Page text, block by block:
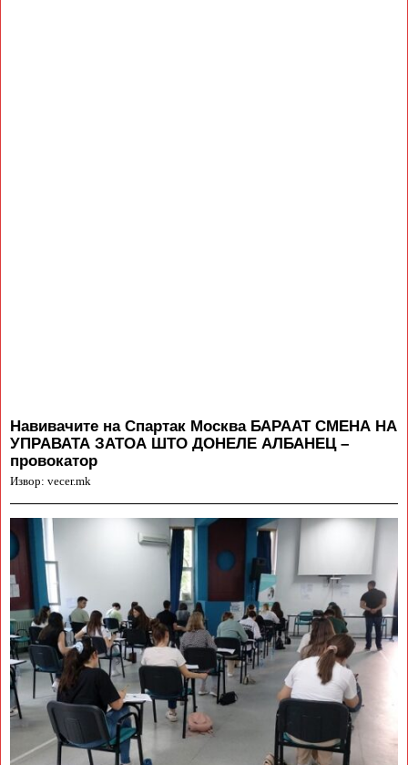
Навивачите на Спартак Москва БАРААТ СМЕНА НА
УПРАВАТА ЗАТОА ШТО ДОНЕЛЕ АЛБАНЕЦ –
провокатор
Извор: vecer.mk